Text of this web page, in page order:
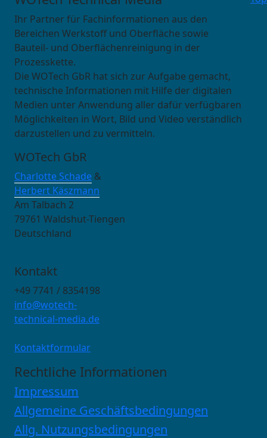
Ihr Partner für Fachinformationen aus den
Bereichen Werkstoff und Oberfläche sowie
Bauteil- und Oberflächenreinigung in der
Prozesskette.
Die WOTech GbR hat sich zur Aufgabe gemacht,
technische Informationen mit Hilfe der digitalen
Medien unter Anwendung aller dafür verfügbaren
Möglichkeiten in Wort, Bild und Video verständlich
darzustellen und zu vermitteln.
WOTech GbR
Charlotte Schade &
Herbert Käszmann
Am Talbach 2
79761 Waldshut-Tiengen
Deutschland
Kontakt
+49 7741 / 8354198
info@wotech-
technical-media.de
Kontaktformular
Rechtliche Informationen
Impressum
Allgemeine Geschäftsbedingungen
Allg. Nutzungsbedingungen